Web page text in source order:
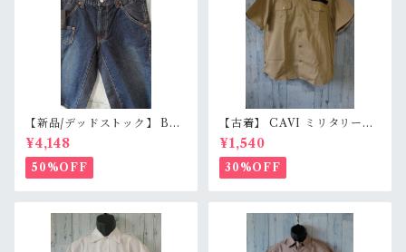
【新品/デッドストック】 BL
UE WAY ブルーウェイ 日本製
デニムショートパンツ S/M/L
（M1431-50） 膝下丈 職人加
工 アメカジ RankS
¥4,148
50%OFF
【古着】 CAVI ミリタリー風
半袖シャツ XL（身幅63cm）
ベージュ 金ボタン 80s ロック
エポレット オーバーサイズ Ra
nkB
¥1,540
30%OFF